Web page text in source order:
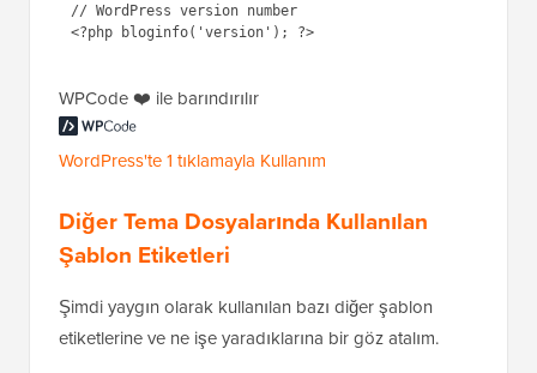
// WordPress version number
WPCode ❤️ ile barındırılır
WordPress'te 1 tıklamayla Kullanım
Diğer Tema Dosyalarında Kullanılan
Şablon Etiketleri
Şimdi yaygın olarak kullanılan bazı diğer şablon
etiketlerine ve ne işe yaradıklarına bir göz atalım.